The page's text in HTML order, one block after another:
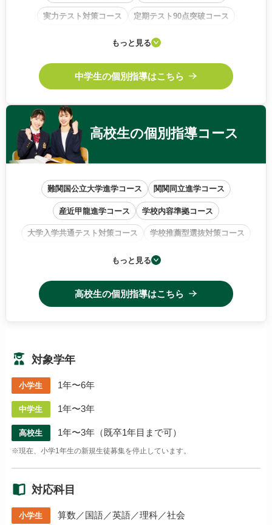
実力テスト対策コース 定期テスト90点突破コース
学校内容準拠コース 基礎から始めるコース
もっと見る
中学生の個別指導はこちら
高校生の個別指導コース
難関国公立大学進学コース 関関同立進学コース
産近甲龍進学コース 学校内容準拠コース
大学入学共通テスト対策コース 学校推薦型選抜対策コース
小論文・作文特訓コース
もっと見る
高校生の個別指導はこちら
対象学年
小学生 1年〜6年
中学生 1年〜3年
高校生 1年〜3年（既卒1年目まで可）
※現在、小学1年生の新規生徒募集を停止しています。
対応科目
小学生 算数／国語／英語／理科／社会